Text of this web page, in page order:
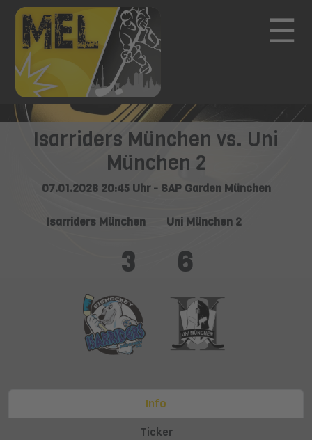
☰
Isarriders München vs. Uni
München 2
07.01.2026 20:45 Uhr - SAP Garden München
Isarriders München Uni München 2
3 6
Info
Ticker